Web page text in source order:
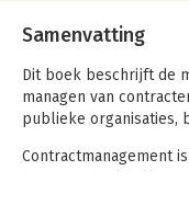
Samenvatting
Dit boek beschrijft de
managen van
publieke organisaties,
Contractmanagement